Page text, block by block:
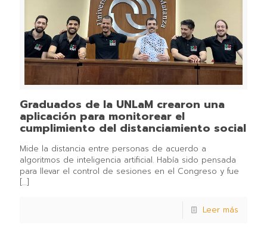
Graduados de la UNLaM crearon una
aplicación para monitorear el
cumplimiento del distanciamiento social
Mide la distancia entre personas de acuerdo a
algoritmos de inteligencia artificial. Había sido pensada
para llevar el control de sesiones en el Congreso y fue
[…]
Leer más